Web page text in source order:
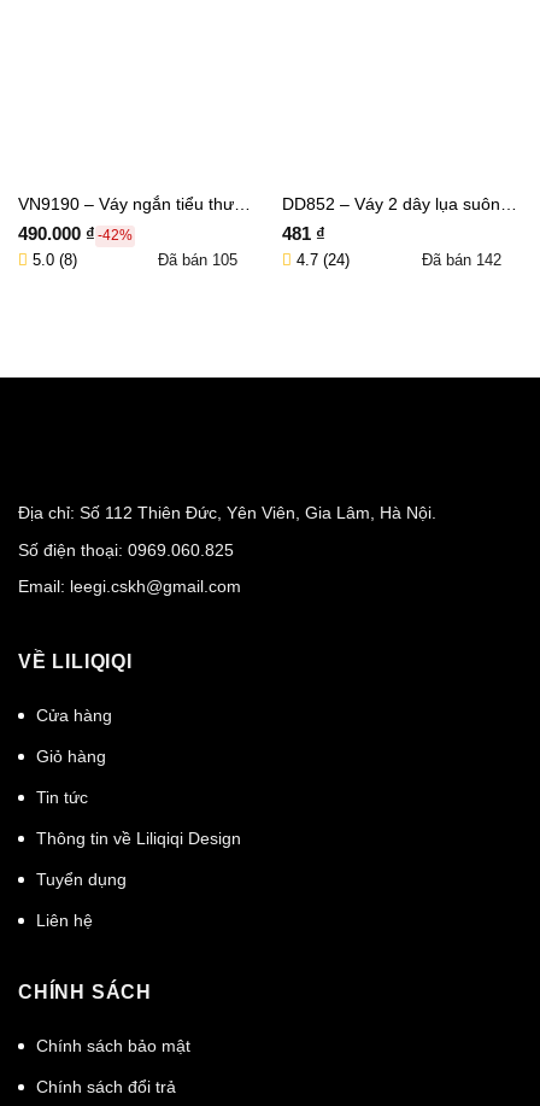
VN9190 – Váy ngắn tiểu thư
tùng xoè tay bồng – SEAFOAM
490.000 ₫ -42%
5.0 (8) Đã bán 105
DD852 – Váy 2 dây lụa suông
vạt chéo phối hạt KÈM TRÂM
481 ₫
4.7 (24) Đã bán 142
Địa chỉ: Số 112 Thiên Đức, Yên Viên, Gia Lâm, Hà Nội.
Số điện thoại: 0969.060.825
Email: leegi.cskh@gmail.com
VỀ LILIQIQI
Cửa hàng
Giỏ hàng
Tin tức
Thông tin về Liliqiqi Design
Tuyển dụng
Liên hệ
CHÍNH SÁCH
Chính sách bảo mật
Chính sách đổi trả